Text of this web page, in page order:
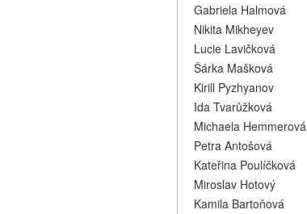
Gabriela Halmová
Nikita Mikheyev
Lucie Lavičková
Šárka Mašková
Kirill Pyzhyanov
Ida Tvarůžková
Michaela Hemmerová
Petra Antošová
Kateřina Poulíčková
Miroslav Hotový
Kamila Bartoňová